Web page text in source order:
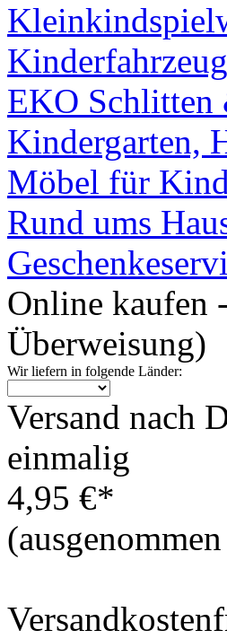
EKO Schlitten
Kindergarten,
Möbel für
Rund ums
Online kaufen
Überweisung)
Wir liefern in folgende Länder:
Versand nach
einmalig
4,95 €*